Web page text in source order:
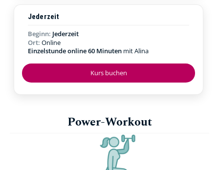
Kurs buchen
Jederzeit
Beginn: Jederzeit
Ort: Online
Einzelstunde online 60 Minuten mit Alina
Power-Workout